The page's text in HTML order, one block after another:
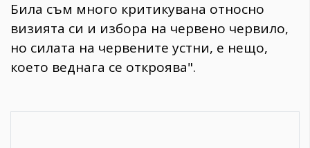
Била съм много критикувана относно
визията си и избора на червено червило,
но силата на червените устни, е нещо,
което веднага се откроява".